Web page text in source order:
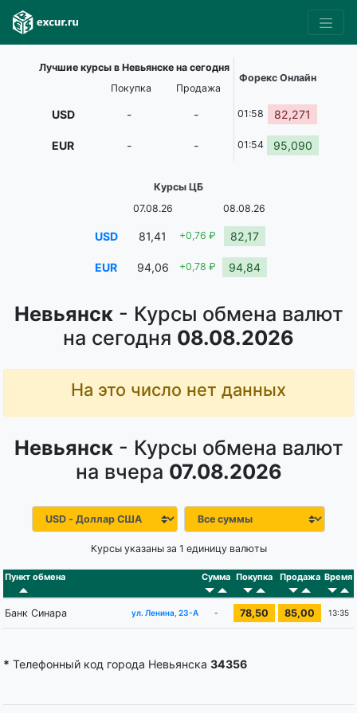
Невьянск- Курсы обмена валют
на сегодня 08.08.2026
На это число нет данных
Невьянск- Курсы обмена валют
на вчера 07.08.2026
Курсы указаны за 1 единицу валюты
Пункт обмена Сумма Покупка Продажа Время
Банк Синара ул. Ленина, 23-А - 78,50 85,00 13:35
* Телефонный код города Невьянска 34356
Лучшие курсы в Невьянске на сегодня
Форекс Онлайн
Покупка
Продажа
USD - - 01:58 82,271
EUR - - 01:54 95,090
Курсы ЦБ
07.08.26
08.08.26
USD 81,41 +0,76 ₽ 82,17
EUR 94,06 +0,78 ₽ 94,84